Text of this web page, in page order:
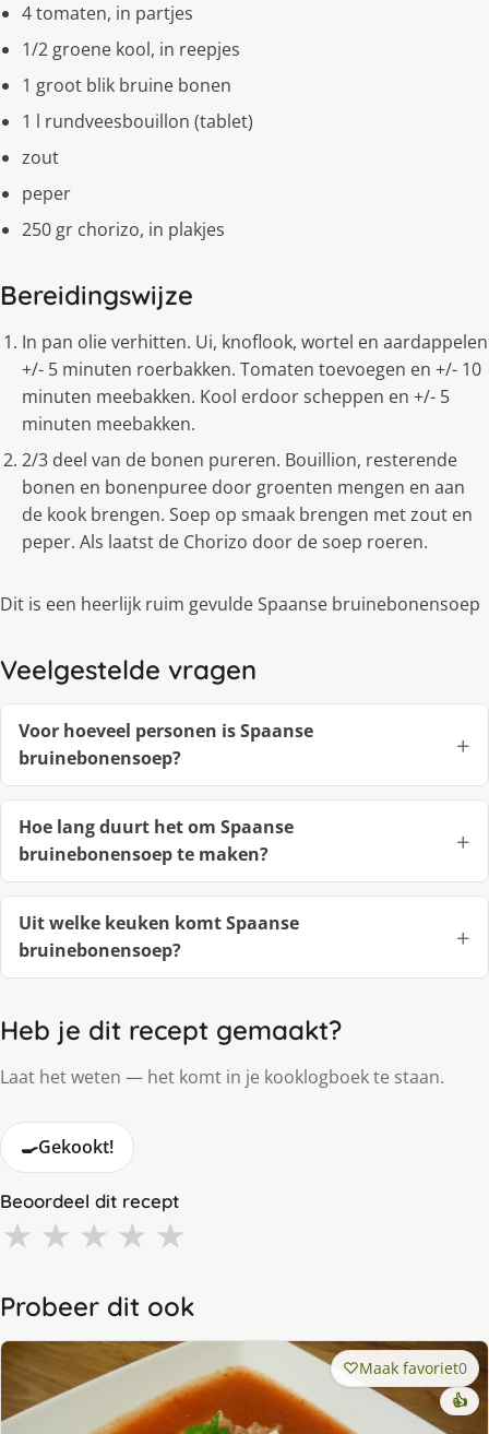
4 tomaten, in partjes
1/2 groene kool, in reepjes
1 groot blik bruine bonen
1 l rundveesbouillon (tablet)
zout
peper
250 gr chorizo, in plakjes
Bereidingswijze
In pan olie verhitten. Ui, knoflook, wortel en aardappelen
+/- 5 minuten roerbakken. Tomaten toevoegen en +/- 10
minuten meebakken. Kool erdoor scheppen en +/- 5
minuten meebakken.
2/3 deel van de bonen pureren. Bouillion, resterende
bonen en bonenpuree door groenten mengen en aan
de kook brengen. Soep op smaak brengen met zout en
peper. Als laatst de Chorizo door de soep roeren.
Dit is een heerlijk ruim gevulde Spaanse bruinebonensoep
Veelgestelde vragen
Voor hoeveel personen is Spaanse
bruinebonensoep?
Hoe lang duurt het om Spaanse
bruinebonensoep te maken?
Uit welke keuken komt Spaanse
bruinebonensoep?
Heb je dit recept gemaakt?
Laat het weten — het komt in je kooklogboek te staan.
🍳Gekookt!
Beoordeel dit recept
★ ★ ★ ★ ★
Probeer dit ook
Maak favoriet0
👍